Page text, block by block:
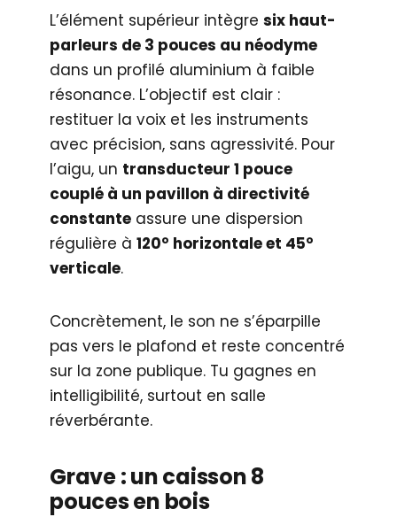
L’élément supérieur intègre six haut-
parleurs de 3 pouces au néodyme
dans un profilé aluminium à faible
résonance. L’objectif est clair :
restituer la voix et les instruments
avec précision, sans agressivité. Pour
l’aigu, un transducteur 1 pouce
couplé à un pavillon à directivité
constante assure une dispersion
régulière à 120° horizontale et 45°
verticale.
Concrètement, le son ne s’éparpille
pas vers le plafond et reste concentré
sur la zone publique. Tu gagnes en
intelligibilité, surtout en salle
réverbérante.
Grave : un caisson 8
pouces en bois